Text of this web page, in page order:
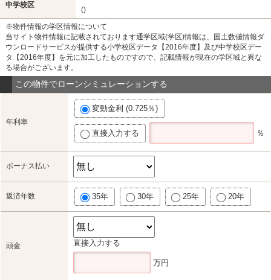
中学校区
()
※物件情報の学区情報について
当サイト物件情報に記載されております通学区域(学区)情報は、国土数値情報ダ
ウンロードサービスが提供する小学校区データ【2016年度】及び中学校区デー
タ【2016年度】を元に加工したものですので、記載情報が現在の学区域と異な
る場合がございます。
この物件でローンシミュレーションする
年利率
変動金利 (0.725％)
直接入力する ％
ボーナス払い
返済年数 35年 30年 25年 20年
頭金 直接入力する
万円